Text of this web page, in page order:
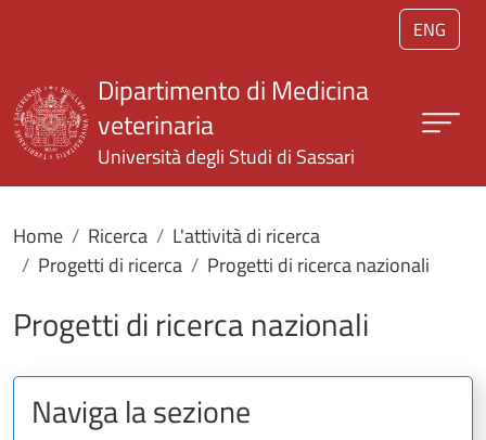
Salta al contenuto principale
ENG
Dipartimento di Medicina
veterinaria
Università degli Studi di Sassari
Home Ricerca
L'attività di ricerca
Progetti di ricerca
Progetti di ricerca nazionali
Progetti di ricerca nazionali
Naviga la sezione